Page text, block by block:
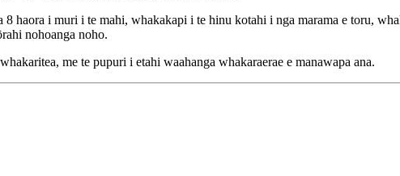
haora i muri i te mahi, whakakapi i te hinu kotahi i nga marama e toru,
nohoanga noho.
me te pupuri i etahi waahanga whakaraerae e manawapa ana.